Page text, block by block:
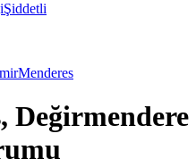
Şiddetli
Menderes
Değirmendere